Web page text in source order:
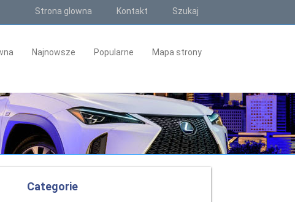
Strona glowna Kontakt Szukaj
Najnowsze Popularne Mapa strony
Categorie